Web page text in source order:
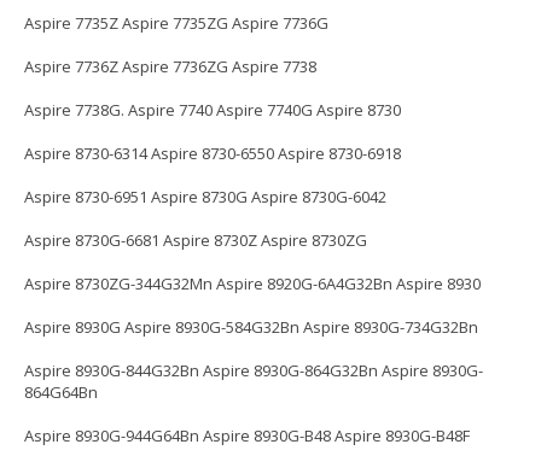
Aspire 7735Z Aspire 7735ZG Aspire 7736G
Aspire 7736Z Aspire 7736ZG Aspire 7738
Aspire 7738G. Aspire 7740 Aspire 7740G Aspire 8730
Aspire 8730-6314 Aspire 8730-6550 Aspire 8730-6918
Aspire 8730-6951 Aspire 8730G Aspire 8730G-6042
Aspire 8730G-6681 Aspire 8730Z Aspire 8730ZG
Aspire 8730ZG-344G32Mn Aspire 8920G-6A4G32Bn Aspire 8930
Aspire 8930G Aspire 8930G-584G32Bn Aspire 8930G-734G32Bn
Aspire 8930G-844G32Bn Aspire 8930G-864G32Bn Aspire 8930G-
864G64Bn
Aspire 8930G-944G64Bn Aspire 8930G-B48 Aspire 8930G-B48F